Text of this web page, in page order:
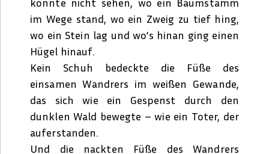
im Wege stand, wo ein Zweig zu tief hing,
wo ein Stein lag und wo’s hinan ging einen
Hügel hinauf.
Kein Schuh bedeckte die Füße des
einsamen Wandrers im weißen Gewande,
das sich wie ein Gespenst durch den
dunklen Wald bewegte – wie ein Toter, der
auferstanden.
Und die nackten Füße des Wandrers